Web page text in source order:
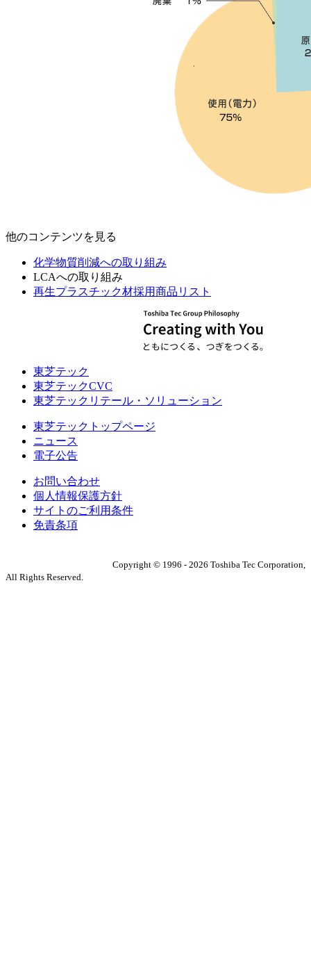
他のコンテンツを見る
化学物質削減への取り組み
LCAへの取り組み
再生プラスチック材採用商品リスト
東芝テック
東芝テックCVC
東芝テックリテール・ソリューション
東芝テックトップページ
ニュース
電子公告
お問い合わせ
個人情報保護方針
サイトのご利用条件
免責条項
Copyright © 1996 - 2026 Toshiba Tec Corporation,
All Rights Reserved.